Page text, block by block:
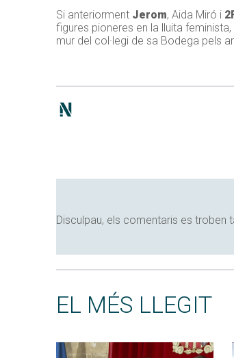
Si anteriorment Jerom, Aida Miró i
figures pioneres en la lluita
mur del col·legi de sa Bodega pels
Disculpau, els comentaris es troben
EL MÉS LLEGIT